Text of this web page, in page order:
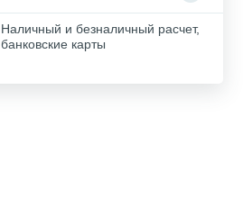
Наличный и безналичный расчет,
банковские карты